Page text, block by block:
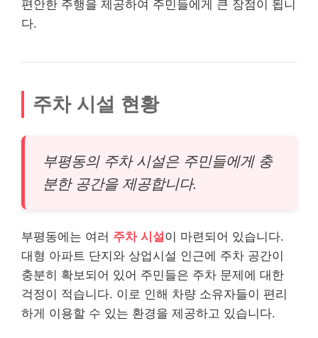
편안한 주행을 제공하여 주민들에게 큰 장점이 됩니
다.
주차 시설 현황
부평동의 주차 시설은 주민들에게 충
분한 공간을 제공합니다.
부평동에는 여러 주차 시설이 마련되어 있습니다.
대형 아파트 단지와 상업시설 인근에 주차 공간이
충분히 확보되어 있어 주민들은 주차 문제에 대한
걱정이 적습니다. 이로 인해 차량 소유자들이 편리
하게 이용할 수 있는 환경을 제공하고 있습니다.